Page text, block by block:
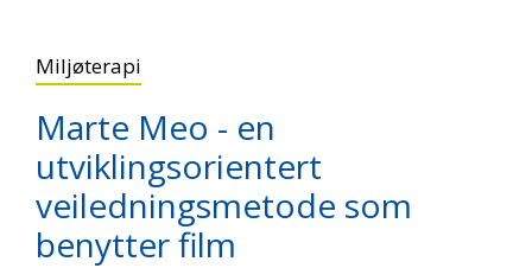
Miljøterapi
Marte Meo - en
utviklingsorientert
veiledningsmetode som
benytter film